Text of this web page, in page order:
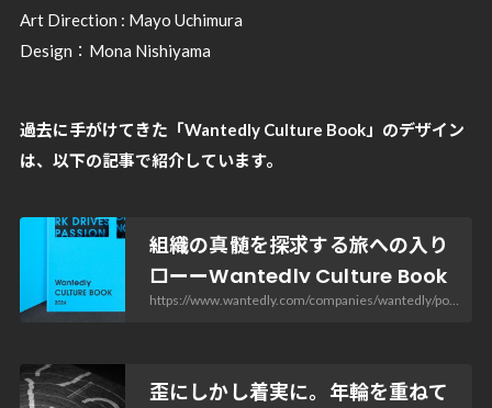
Art Direction : Mayo Uchimura
Design：Mona Nishiyama
過去に手がけてきた「Wantedly Culture Book」のデザイン
は、以下の記事で紹介しています。
組織の真髄を探求する旅への入り
口ーーWantedly Culture Book
2024 | Wantedly Design
https://www.wantedly.com/companies/wantedly/post_articles/883691
歪にしかし着実に。年輪を重ねて